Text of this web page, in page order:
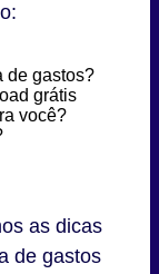
de gastos?
grátis
você?
as dicas
de gastos